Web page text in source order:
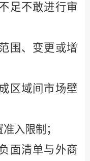
足不敢进行审
围、变更或增
区域间市场壁
入限制；
面清单与外商